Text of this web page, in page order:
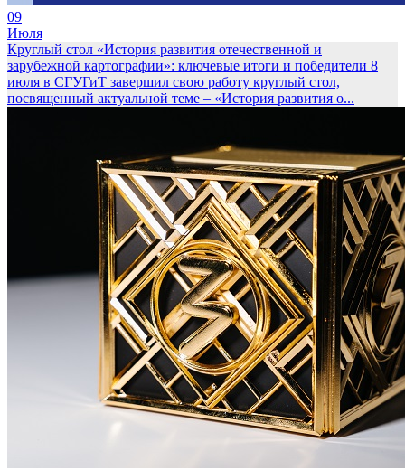
09
Июля
Круглый стол «История развития отечественной и
зарубежной картографии»: ключевые итоги и победители 8
июля в СГУГиТ завершил свою работу круглый стол,
посвященный актуальной теме – «История развития о...